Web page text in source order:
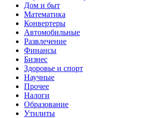
Дом и быт
Математика
Конвертеры
Автомобильные
Развлечение
Финансы
Бизнес
Здоровье и спорт
Научные
Прочее
Налоги
Образование
Утилиты